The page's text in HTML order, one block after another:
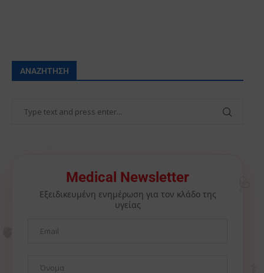
ΑΝΑΖΉΤΗΣΗ
Medical Newsletter
Εξειδικευμένη ενημέρωση για τον κλάδο της
υγείας